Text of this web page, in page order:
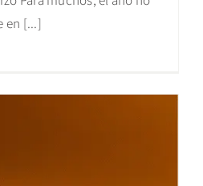
en [...]